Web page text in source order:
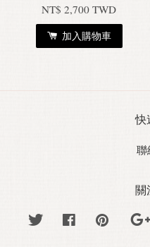
NT$ 2,700 TWD
加入購物車
快
聯
關
Twitter Facebook Pinterest